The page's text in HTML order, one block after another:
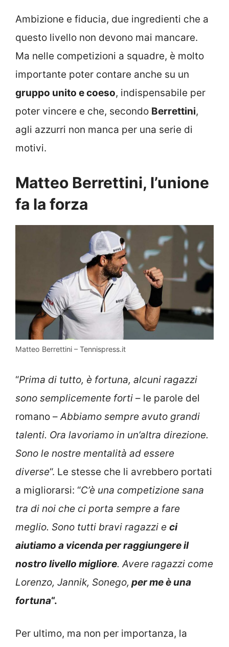
Ambizione e fiducia, due ingredienti che a
questo livello non devono mai mancare.
Ma nelle competizioni a squadre, è molto
importante poter contare anche su un
gruppo unito e coeso, indispensabile per
poter vincere e che, secondo Berrettini,
agli azzurri non manca per una serie di
motivi.
Matteo Berrettini, l’unione
fa la forza
Matteo Berrettini – Tennispress.it
“Prima di tutto, è fortuna, alcuni ragazzi
sono semplicemente forti – le parole del
romano –Abbiamo sempre avuto grandi
talenti. Ora lavoriamo in un’altra direzione.
Sono le nostre mentalità ad essere
diverse“. Le stesse che li avrebbero portati
a migliorarsi: “C’è una competizione sana
tra di noi che ci porta sempre a fare
meglio. Sono tutti bravi ragazzi e ci
aiutiamo a vicenda per raggiungere il
nostro livello migliore. Avere ragazzi come
Lorenzo, Jannik, Sonego, per me è una
fortuna“.
Per ultimo, ma non per importanza, la